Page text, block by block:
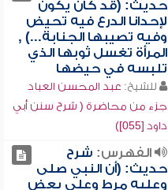
حديث: (قد كان يكون
لإحدانا الدرع فيه تحيض
وفيه تصيبها الجنابة...) ,
المرأة تغسل ثوبها الذي
تلبسه في حيضها
للشيخ: عبد المحسن العباد
جزء من محاضرة ( شرح سنن أبي
داود [055])
الفهرس: شرح
حديث: (أن النبي صلى
وعليه مرط وعلى بعض